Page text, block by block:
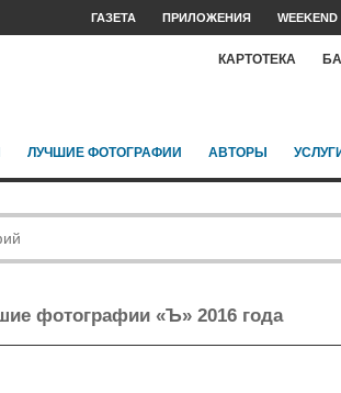
ГАЗЕТА ПРИЛОЖЕНИЯ WEEKEND
КАРТОТЕКА
ЛУЧШИЕ ФОТОГРАФИИ АВТОРЫ
фотографии «Ъ» 2016 года